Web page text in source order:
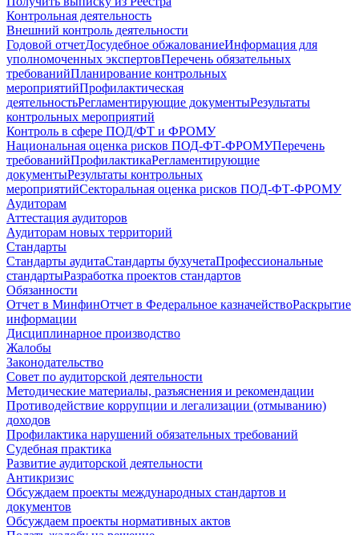
Контрольная деятельность
Внешний контроль деятельности
Годовой отчетДосудебное обжалованиеИнформация для
уполномоченных экспертовПеречень обязательных
требованийПланирование контрольных
мероприятийПрофилактическая
деятельностьРегламентирующие документыРезультаты
контрольных мероприятий
Контроль в сфере ПОД/ФТ и ФРОМУ
Национальная оценка рисков ПОД-ФТ-ФРОМУПеречень
требованийПрофилактикаРегламентирующие
документыРезультаты контрольных
мероприятийСекторальная оценка рисков ПОД-ФТ-ФРОМУ
Аудиторам
Аттестация аудиторов
Аудиторам новых территорий
Стандарты
Стандарты аудитаСтандарты бухучетаПрофессиональные
стандартыРазработка проектов стандартов
Обязанности
Отчет в МинфинОтчет в Федеральное казначействоРаскрытие
информации
Дисциплинарное производство
Жалобы
Законодательство
Совет по аудиторской деятельности
Методические материалы, разъяснения и рекомендации
Противодействие коррупции и легализации (отмыванию)
доходов
Профилактика нарушений обязательных требований
Судебная практика
Развитие аудиторской деятельности
Антикризис
Обсуждаем проекты международных стандартов и
документов
Обсуждаем проекты нормативных актов